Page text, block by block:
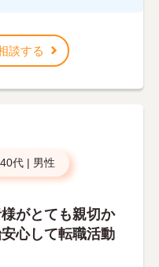
談する
40代 | 男性
がとても親切か
心して転職活動